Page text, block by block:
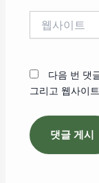
다음 번 댓
그리고 웹사이